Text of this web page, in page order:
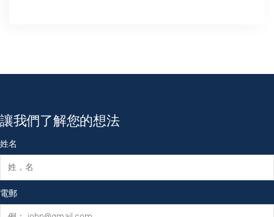
讓我們了解您的想法
姓名
電郵